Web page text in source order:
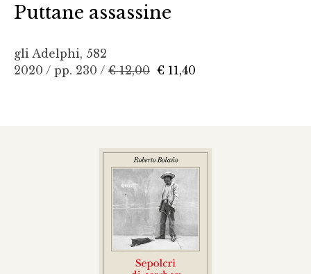
Puttane assassine
gli Adelphi, 582
2020 / pp. 230 / € 12,00 € 11,40